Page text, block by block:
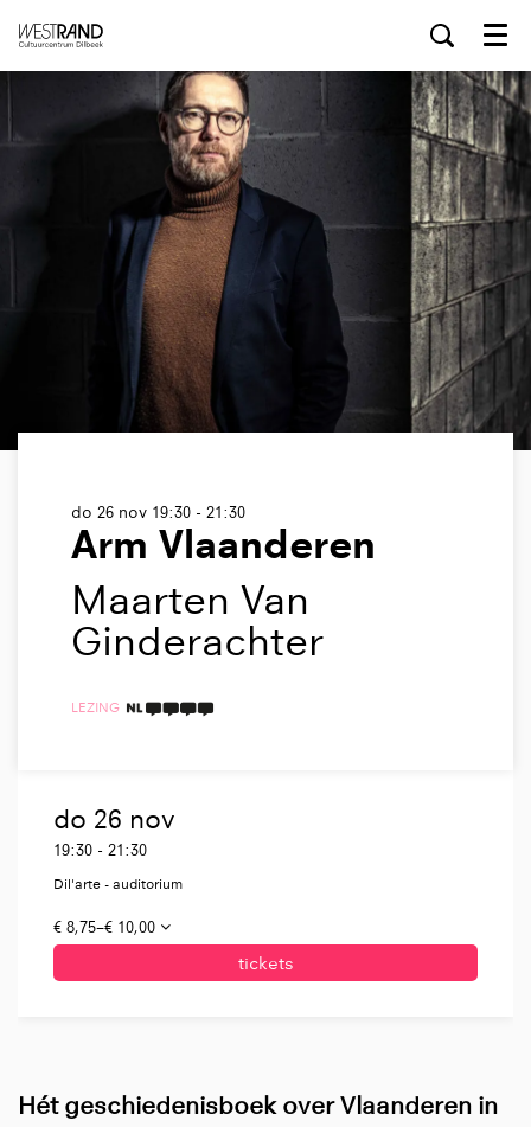
Menu
Arm Vlaanderen
Maarten Van
Ginderachter
do 26 nov 19:30 - 21:30
LEZING 4 TAALICONEN
do 26 nov
19:30 - 21:30
Dil'arte - auditorium
€ 8,75–€ 10,00
tickets
Hét geschiedenisboek over Vlaanderen in